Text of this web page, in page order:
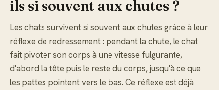
ils si souvent aux chutes ?
Les chats survivent si souvent aux chutes grâce à leur
réflexe de redressement : pendant la chute, le chat
fait pivoter son corps à une vitesse fulgurante,
d'abord la tête puis le reste du corps, jusqu'à ce que
les pattes pointent vers le bas. Ce réflexe est déjà